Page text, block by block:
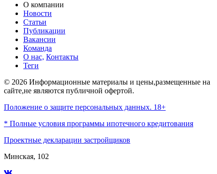
О компании
Новости
Статьи
Публикации
Вакансии
Команда
О нас, Контакты
Теги
© 2026 Информационные материалы и цены,размещенные на
сайте,не являются публичной офертой.
Положение о защите персональных данных. 18+
* Полные условия программы ипотечного кредитования
Проектные декларации застройщиков
Минская, 102